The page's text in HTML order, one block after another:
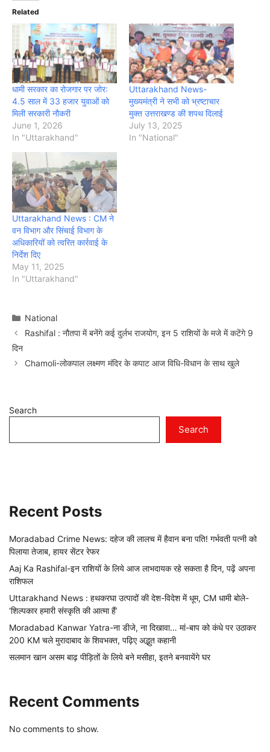
Related
धामी सरकार का रोजगार पर जोर:
4.5 साल में 33 हजार युवाओं को
मिली सरकारी नौकरी
June 1, 2026
In "Uttarakhand"
Uttarakhand News-
मुख्यमंत्री ने सभी को भ्रष्टाचार
मुक्त उत्तराखण्ड की शपथ दिलाई
July 13, 2025
In "National"
Uttarakhand News : CM ने
वन विभाग और सिंचाई विभाग के
अधिकारियों को त्वरित कार्रवाई के
निर्देश दिए
May 11, 2025
In "Uttarakhand"
Categories
National
Rashifal : नौतपा में बनेंगे कई दुर्लभ राजयोग, इन 5 राशियों के मजे में कटेंगे 9
दिन
Chamoli-लोकपाल लक्ष्मण मंदिर के कपाट आज विधि-विधान के साथ खुले
Search
Search
Recent Posts
Moradabad Crime News: दहेज की लालच में हैवान बना पति! गर्भवती पत्नी को
पिलाया तेजाब, हायर सेंटर रेफर
Aaj Ka Rashifal-इन राशियों के लिये आज लाभदायक रहे सकता है दिन, पढ़ें अपना
राशिफल
Uttarakhand News : हथकरघा उत्पादों की देश-विदेश में धूम, CM धामी बोले-
‘शिल्पकार हमारी संस्कृति की आत्मा हैं’
Moradabad Kanwar Yatra-ना डीजे, ना दिखावा… मां-बाप को कंधे पर उठाकर
200 KM चले मुरादाबाद के शिवभक्त, पढ़िए अद्भुत कहानी
सलमान खान असम बाढ़ पीड़ितों के लिये बने मसीहा, इतने बनवायेंगे घर
Recent Comments
No comments to show.